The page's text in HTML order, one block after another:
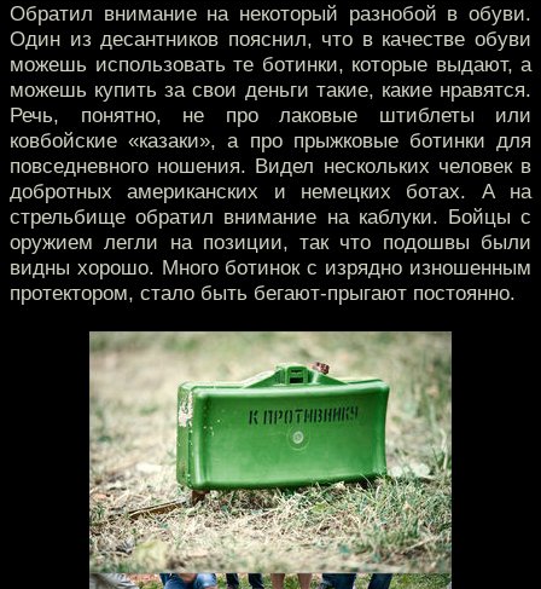
Обратил внимание на некоторый разнобой в обуви.
Один из десантников пояснил, что в качестве обуви
можешь использовать те ботинки, которые выдают, а
можешь купить за свои деньги такие, какие нравятся.
Речь, понятно, не про лаковые штиблеты или
ковбойские «казаки», а про прыжковые ботинки для
повседневного ношения. Видел нескольких человек в
добротных американских и немецких ботах. А на
стрельбище обратил внимание на каблуки. Бойцы с
оружием легли на позиции, так что подошвы были
видны хорошо. Много ботинок с изрядно изношенным
протектором, стало быть бегают-прыгают постоянно.